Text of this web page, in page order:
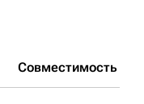
Совместимость